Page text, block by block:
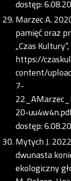
dostęp:
Marzec A.
pamięć oraz
„Czas
https://
content/
7-
20-
dostęp:
Mytych J.
dwunasta
ekologiczny